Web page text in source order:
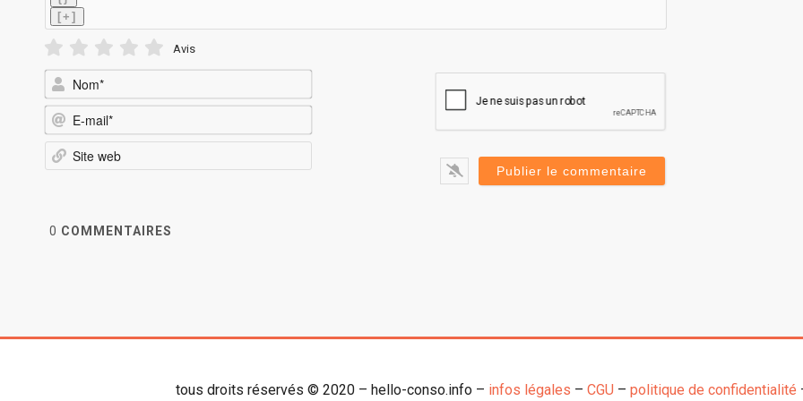
[+]
Avis
Nom*
E-
mail*
0 COMMENTAIRES
tous droits réservés © 2020 – hello-conso.info – infos légales – CGU – politique de confidentialité